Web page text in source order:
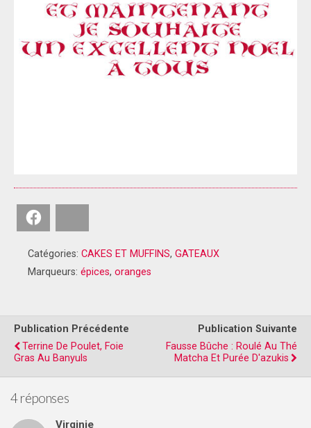
Catégories: CAKES ET MUFFINS, GATEAUX
Marqueurs: épices, oranges
Publication Précédente
Terrine De Poulet, Foie
Gras Au Banyuls
Publication Suivante
Fausse Bûche : Roulé Au Thé
Matcha Et Purée D'azukis
4 réponses
Virginie